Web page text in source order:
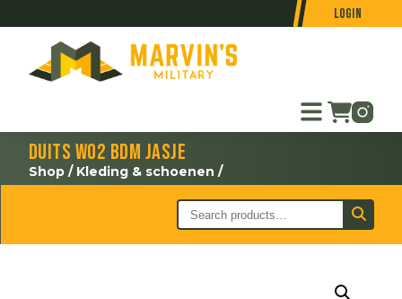
Login
Duits WO2 BDM jasje
Shop / Kleding & schoenen /